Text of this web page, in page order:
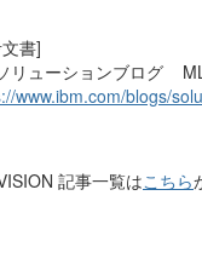
書]
リューションブログ
www.ibm.com/blogs/
記事一覧はこちら